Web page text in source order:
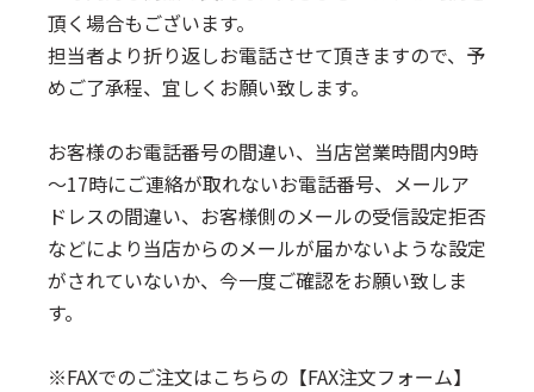
頂く場合もございます。
担当者より折り返しお電話させて頂きますので、予
めご了承程、宜しくお願い致します。
お客様のお電話番号の間違い、当店営業時間内9時
～17時にご連絡が取れないお電話番号、メールア
ドレスの間違い、お客様側のメールの受信設定拒否
などにより当店からのメールが届かないような設定
がされていないか、今一度ご確認をお願い致しま
す。
※FAXでのご注文はこちらの 【FAX注文フォーム】